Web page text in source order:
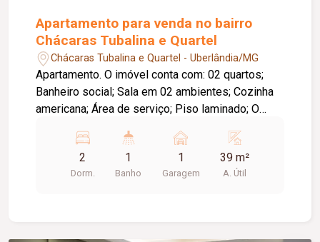
Apartamento para venda no bairro
Chácaras Tubalina e Quartel
Chácaras Tubalina e Quartel - Uberlândia/MG
Apartamento. O imóvel conta com: 02 quartos;
Banheiro social; Sala em 02 ambientes; Cozinha
americana; Área de serviço; Piso laminado; O
equipada; Ambientes funcionais e bem
distribuídos.
2
Dorm.
1
Banho
1
Garagem
39 m²
A. Útil